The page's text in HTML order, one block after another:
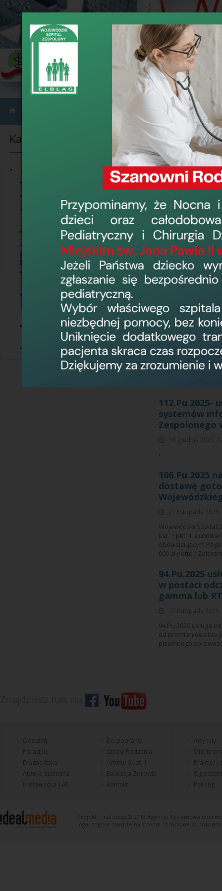
Kategorie informacji
Zamówienia publiczne
Ogłoszenia o dialogu
technicznym
Informacje
Usługi społeczne
Zakupy do 130 tyś. zł netto
Postępowania o wartości
mniejszej niż progi unijne
Postępowania o wartości
równej lub przekraczającej
progi unijne
Postępowania w trybie z
wolnej ręki
Zakupy do 170 tyś. zł netto
Zakupy do
mg proszek
dla potrzeb
17 grudnia 2025,
›
109.Pu.2025
pakietach
16 grudnia 2025,
›
107.Pu2025 -
w ramach
16 grudnia 2025,
Wojewódzki Szpital
ust. 1 pkt. 1 a
112.Pu.2025-
systemów
Zespolonego
›
106.Pu.2025
dostawę
Wojewódzki Szpital
ust. 1 pkt. 1 a
obowiązującym
000 zł netto (
94.Pu.2025
w postaci
gamma lub
94.Pu.2025 usługa
od promieniowania
pisemnego
Poradnie
Diagnostyka
Apteka Szpitalna
Królewiecka 146
Do pobrania
Artykuł 6 ust. 1
Edukacja Zdrowia
Artykuły
Oferty
Praktyki
Parking
Projekt i realizacja © 2013 Agencja Reklamowa
loga, zdjęcia zawarte na stronie chronione są